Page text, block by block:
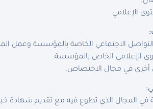
الإعلامي
:
الاجتماعي الخاصة بالمؤسسة وعمل
الإعلامي الخاص بالمؤسسة.
أخرى في مجال الاختصاص.
:
في المجال الذي تطوع فيه مع تقديم شهادة